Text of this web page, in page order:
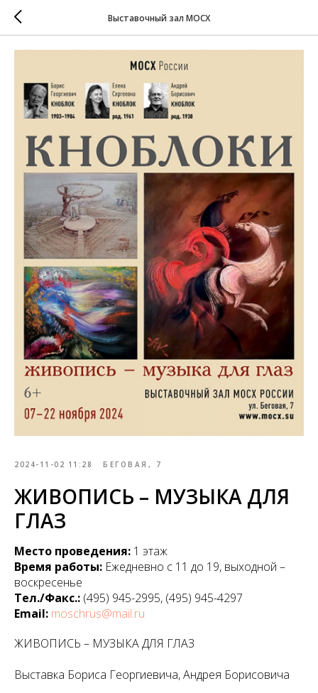
Выставочный зал МОСХ
2024-11-02 11:28 БЕГОВАЯ, 7
ЖИВОПИСЬ – МУЗЫКА ДЛЯ
ГЛАЗ
Место проведения: 1 этаж
Время работы: Ежедневно с 11 до 19, выходной –
воскресенье
Тел./Факс.: (495) 945-2995, (495) 945-4297
Email: moschrus@mail.ru
ЖИВОПИСЬ – МУЗЫКА ДЛЯ ГЛАЗ
Выставка Бориса Георгиевича, Андрея Борисовича